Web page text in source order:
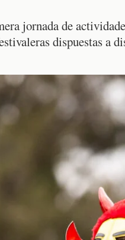
jornada de
dispuestas a